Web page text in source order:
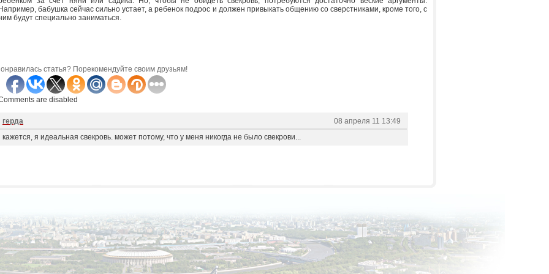
бабушка сейчас сильно устает, а ребенок подрос и должен привыкать общению со сверстниками, кроме того, с
будут специально заниматься.
статья? Порекомендуйте своим друзьям!
are disabled
герда
08 апреля 11 13:49
кажется, я идеальная свекровь. может потому, что у меня никогда не было свекрови...